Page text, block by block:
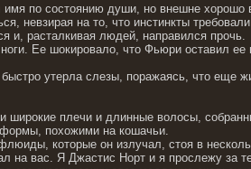
по состоянию души, но внешне хорошо
невзирая на то, что инстинкты
и, расталкивая людей, направился прочь.
Ее шокировало, что Фьюри оставил
утерла слезы, поражаясь, что еще
плечи и длинные волосы,
формы, похожими на кошачьи.
которые он излучал, стоя в
на вас. Я Джастис Норт и я прослежу за